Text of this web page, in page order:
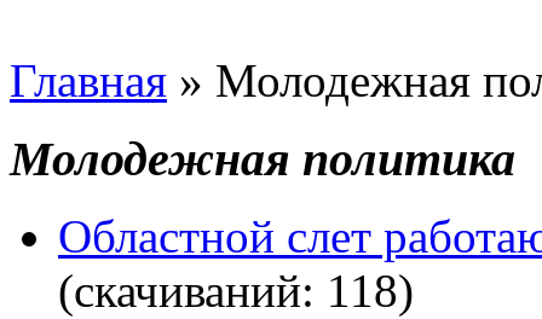
Главная » Молодежная
Молодежная политика
Областной слет
(cкачиваний: 118)